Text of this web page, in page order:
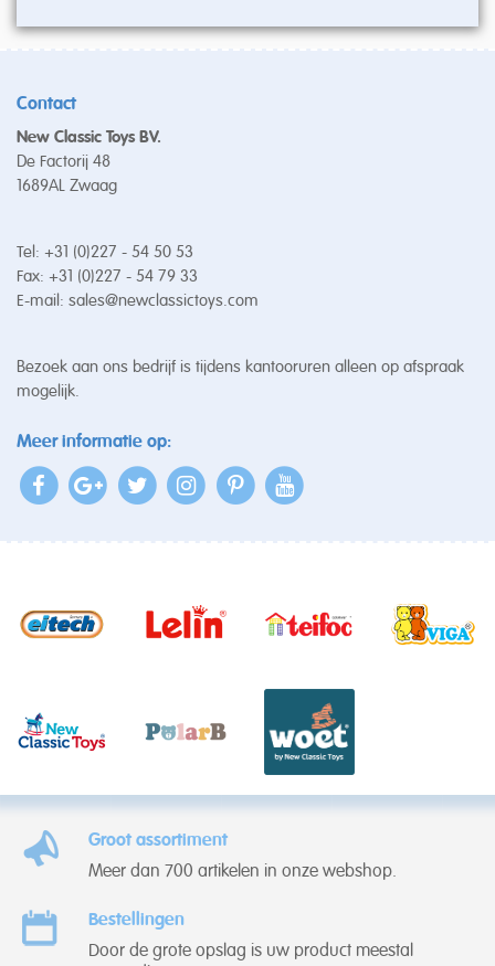
Contact
New Classic Toys BV.
De Factorij 48
1689AL Zwaag
Tel: +31 (0)227 - 54 50 53
Fax: +31 (0)227 - 54 79 33
E-mail: sales@newclassictoys.com
Bezoek aan ons bedrijf is tijdens kantooruren alleen op afspraak
mogelijk.
Meer informatie op:
Groot assortiment
Meer dan 700 artikelen in onze webshop.
Bestellingen
Door de grote opslag is uw product meestal